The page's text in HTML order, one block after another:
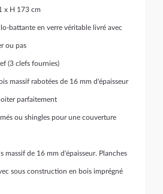
x H 173 cm
battante en verre véritable livré avec
ou pas
(3 clefs fournies)
massif rabotées de 16 mm d'épaisseur
parfaitement
ou shingles pour une couverture
massif de 16 mm d'épaisseur. Planches
sous construction en bois imprégné